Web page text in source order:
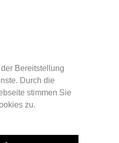
Bereitstellung
Durch die
stimmen Sie
zu.